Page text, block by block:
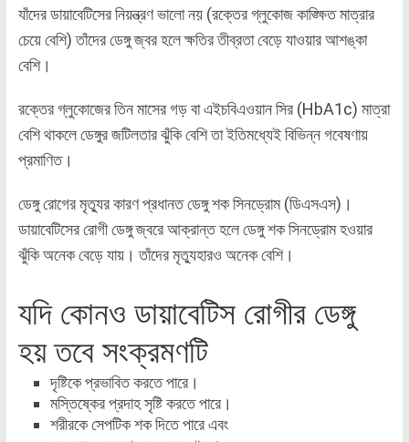
যাঁদের ডায়াবেটিসের নিয়ন্ত্রণ ভালো নয় (রক্তের গ্লুকোজ কাঙ্ক্ষিত মাত্রার
চেয়ে বেশি) তাঁদের ডেঙ্গু জ্বর হলে ক্ষতির তীব্রতা বেড়ে যাওয়ার আশঙ্কা
বেশি।
রক্তের গ্লুকোজের তিন মাসের গড় বা এইচবিএওয়ান সির (HbA1c) মাত্রা
বেশি থাকলে ডেঙ্গুর জটিলতার ঝুঁকি বেশি তা ইতিমধ্যেই বিভিন্ন গবেষণায়
প্রমাণিত।
ডেঙ্গু রোগের মৃত্যুর কারণ প্রধানত ডেঙ্গু শক সিনড্রোম (ডিএসএস)।
ডায়াবেটিসের রোগী ডেঙ্গু জ্বরে আক্রান্ত হলে ডেঙ্গু শক সিনড্রোম হওয়ার
ঝুঁকি অনেক বেড়ে যায়। তাঁদের মৃত্যুহারও অনেক বেশি।
যদি কোনও ডায়াবেটিস রোগীর ডেঙ্গু
হয় তবে সংক্রমণটি
দৃষ্টিকে প্রভাবিত করতে পারে।
মস্তিষ্কের প্রদাহ সৃষ্টি করতে পারে।
শরীরকে সেপটিক শক দিতে পারে এবং